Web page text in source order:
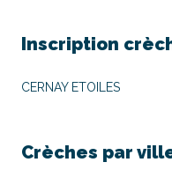
Inscription
CERNAY ETOILES
Crèches par